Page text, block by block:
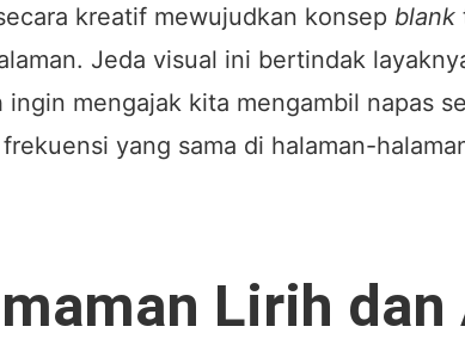
kreatif mewujudkan konsep blank
Jeda visual ini bertindak
ingin mengajak kita mengambil napas
yang sama di halaman-
Lirih dan